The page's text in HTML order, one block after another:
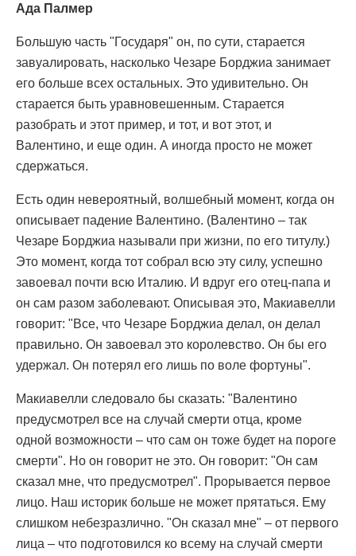
Ада Палмер
Большую часть "Государя" он, по сути, старается
завуалировать, насколько Чезаре Борджиа занимает
его больше всех остальных. Это удивительно. Он
старается быть уравновешенным. Старается
разобрать и этот пример, и тот, и вот этот, и
Валентино, и еще один. А иногда просто не может
сдержаться.
Есть один невероятный, волшебный момент, когда он
описывает падение Валентино. (Валентино – так
Чезаре Борджиа называли при жизни, по его титулу.)
Это момент, когда тот собрал всю эту силу, успешно
завоевал почти всю Италию. И вдруг его отец-папа и
он сам разом заболевают. Описывая это, Макиавелли
говорит: "Все, что Чезаре Борджиа делал, он делал
правильно. Он завоевал это королевство. Он бы его
удержал. Он потерял его лишь по воле фортуны".
Макиавелли следовало бы сказать: "Валентино
предусмотрел все на случай смерти отца, кроме
одной возможности – что сам он тоже будет на пороге
смерти". Но он говорит не это. Он говорит: "Он сам
сказал мне, что предусмотрел". Прорывается первое
лицо. Наш историк больше не может прятаться. Ему
слишком небезразлично. "Он сказал мне" – от первого
лица – что подготовился ко всему на случай смерти